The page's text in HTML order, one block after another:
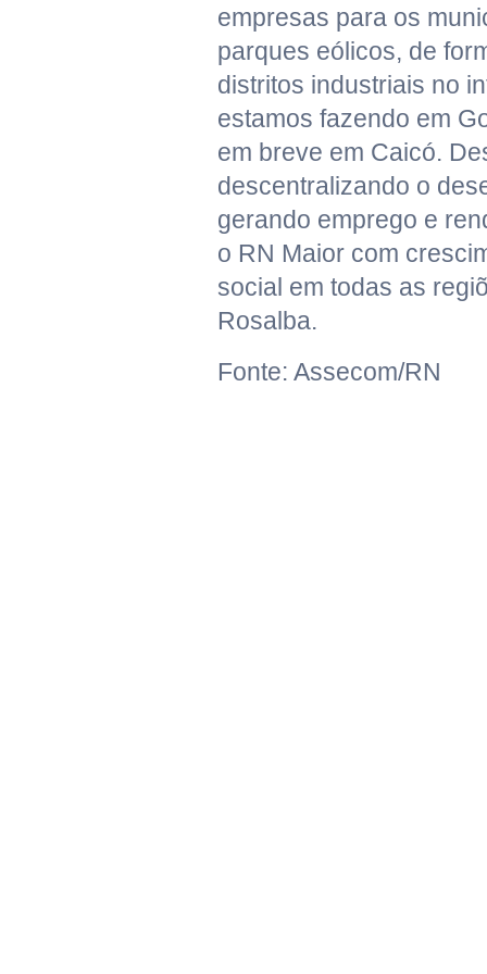
empresas para os
parques eólicos, de
distritos industriais no
estamos fazendo em
em breve em Caicó.
descentralizando o
gerando emprego e
o RN Maior com
social em todas as
Rosalba.
Fonte: Assecom/RN